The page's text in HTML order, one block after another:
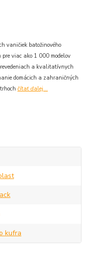
vaničiek batožinového
pre viac ako 1 000 modelov
a kvalitatívnych
domácich a zahraničných
trhochčítať ďalej...
kufra